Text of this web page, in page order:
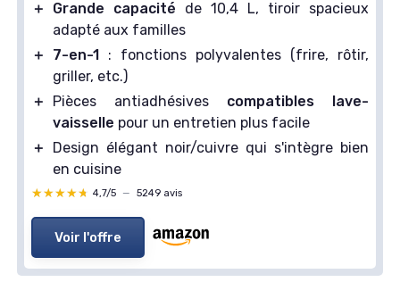
＋ Grande capacité de 10,4 L, tiroir spacieux
adapté aux familles
＋
7-en-1
: fonctions polyvalentes (frire, rôtir,
griller, etc.)
＋
Pièces antiadhésives compatibles lave-
vaisselle pour un entretien plus facile
＋
Design élégant noir/cuivre qui s'intègre bien
en cuisine
★★★★★
★★★★★ 4,7/5 — 5249 avis
Voir l'offre